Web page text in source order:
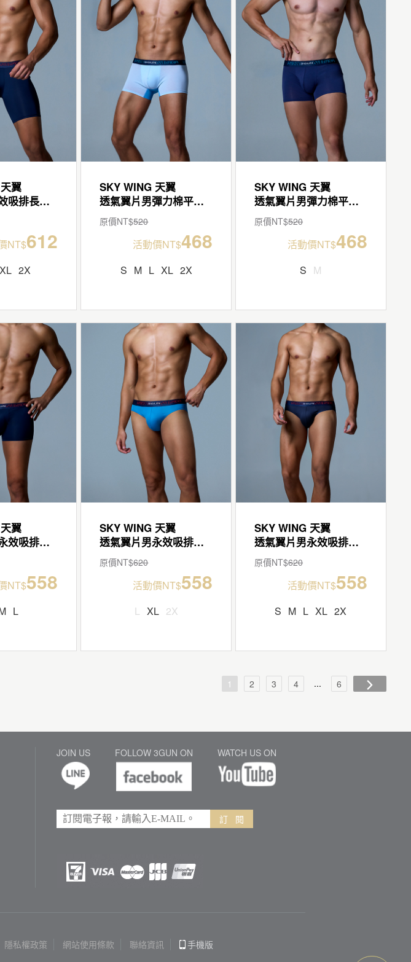
翼
透氣翼片永效吸排長平口褲
NT$612
XL 2X
SKY WING 天翼
透氣翼片男彈力棉平口褲
原價NT$520
活動價NT$468
S M L XL 2X
SKY WING 天翼
透氣翼片男彈力棉平口褲
原價NT$520
活動價NT$468
S M
翼
透氣翼片男永效吸排平口褲
NT$558
L
SKY WING 天翼
透氣翼片男永效吸排三角褲
原價NT$620
活動價NT$558
L XL 2X
SKY WING 天翼
透氣翼片男永效吸排三角褲
原價NT$620
活動價NT$558
S M L XL 2X
1 2 3 4 ... 6
JOIN US FOLLOW 3GUN ON WATCH US ON
訂 閱
隱私權政策 網站使用條款 聯絡資訊 手機版